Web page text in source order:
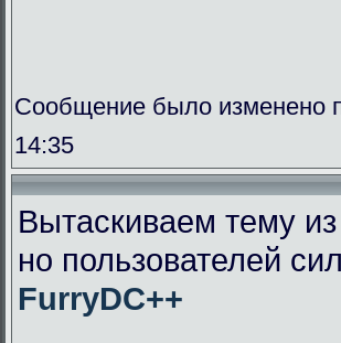
Сообщение было изменено
14:35
Вытаскиваем тему
но пользователей
FurryDC++